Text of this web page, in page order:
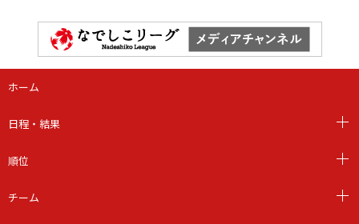
ホーム
日程・結果
順位
チーム